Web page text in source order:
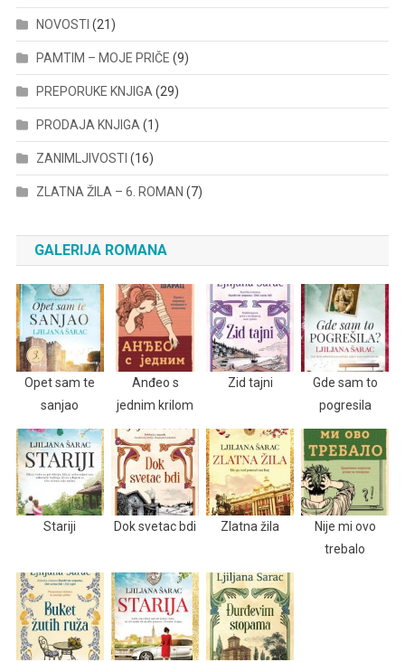
NOVOSTI (21)
PAMTIM – MOJE PRIČE (9)
PREPORUKE KNJIGA(29)
PRODAJA KNJIGA(1)
ZANIMLJIVOSTI (16)
ZLATNA ŽILA – 6. ROMAN (7)
GALERIJA ROMANA
Opet sam te
sanjao
Anđeo s
jednim krilom
Zid tajni
Gde sam to
pogresila
Stariji Dok svetac bdi Zlatna žila
Nije mi ovo
trebalo